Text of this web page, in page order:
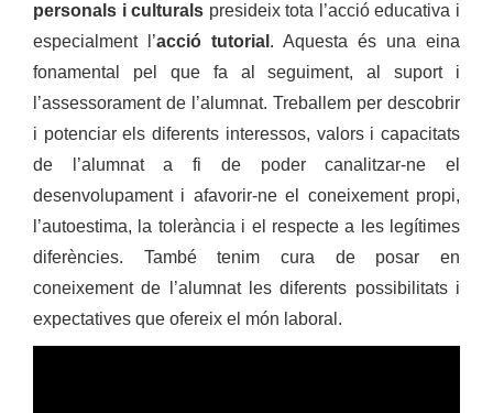
personals i culturals presideix tota l’acció educativa i
especialment l’acció tutorial . Aquesta és una eina
fonamental pel que fa al seguiment, al suport i
l’assessorament de l’alumnat. Treballem per descobrir
i potenciar els diferents interessos, valors i capacitats
de l’alumnat a fi de poder canalitzar-ne el
desenvolupament i afavorir-ne el coneixement propi,
l’autoestima, la tolerància i el respecte a les legítimes
diferències. També tenim cura de posar en
coneixement de l’alumnat les diferents possibilitats i
expectatives que ofereix el món laboral.